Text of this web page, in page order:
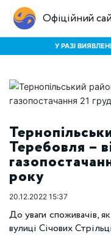
Офіційний
У РАЗІ
Теребовля –
року
20.12.2022 15:37
До уваги споживачів,
вулиці Січових